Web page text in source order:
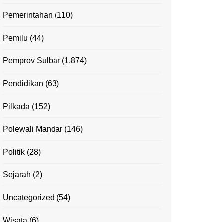
Pemerintahan (110)
Pemilu (44)
Pemprov Sulbar (1,874)
Pendidikan (63)
Pilkada (152)
Polewali Mandar (146)
Politik (28)
Sejarah (2)
Uncategorized (54)
Wisata (6)